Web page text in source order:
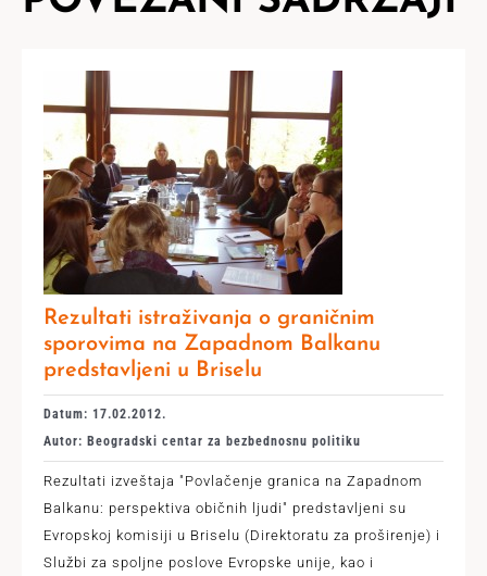
Rezultati istraživanja o graničnim
sporovima na Zapadnom Balkanu
predstavljeni u Briselu
Datum: 17.02.2012.
Autor: Beogradski centar za bezbednosnu politiku
Rezultati izveštaja "Povlačenje granica na Zapadnom
Balkanu: perspektiva običnih ljudi" predstavljeni su
Evropskoj komisiji u Briselu (Direktoratu za proširenje) i
Službi za spoljne poslove Evropske unije, kao i